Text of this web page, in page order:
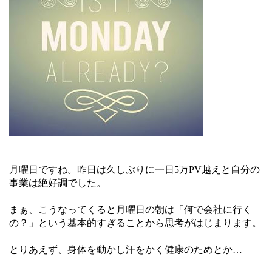
月曜日ですね。昨日は久しぶりに一日5万PV越えと自分の
事業は絶好調でした。
まぁ、こうなってくると月曜日の朝は「何で会社に行く
の？」という基本的すぎることから思考がはじまります。
とりあえず、身体を動かし汗をかく健康のためとか…